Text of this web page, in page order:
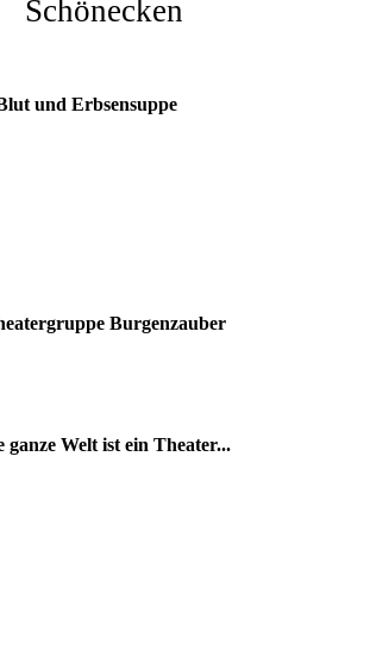
Schönecken
und Erbsensuppe
Burgenzauber
ganze Welt ist ein Theater...